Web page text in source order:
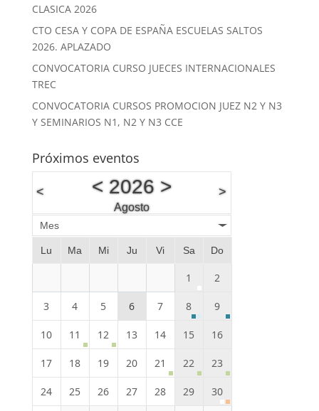
CLASICA 2026
CTO CESA Y COPA DE ESPAÑA ESCUELAS SALTOS
2026. APLAZADO
CONVOCATORIA CURSO JUECES INTERNACIONALES
TREC
CONVOCATORIA CURSOS PROMOCION JUEZ N2 Y N3
Y SEMINARIOS N1, N2 Y N3 CCE
Próximos eventos
< < 2026>
Agosto
>
Mes
Lu Ma Mi Ju Vi Sa Do
1 2
3 4 5 6 7 8 9
10 11 12 13 14 15 16
17 18 19 20 21 22 23
24 25 26 27 28 29 30